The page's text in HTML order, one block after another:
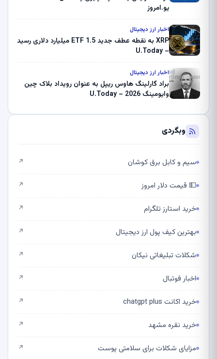
یو.امروز
اخبار ارز دیجیتال
XRP به نقطه عطف جدید ETF 1.5 میلیارد دلاری رسید
– U.Today
اخبار ارز دیجیتال
براد گارلینگ هاوس ریپل به عنوان رویداد بلاک چین
وایومینگ 2026 – U.Today
وبگردی
سیم و کابل برق کوشان ↗
💵 قیمت دلار امروز ↗
خرید استارز تلگرام ↗
بهترین کیف پول ارز دیجیتال ↗
شکلات تبلیغاتی نیکان ↗
اخبار فوتبال ↗
خرید اکانت chatgpt plus ↗
خرید نقره مشهد ↗
مزایای شکلات برای سلامتی پوست ↗